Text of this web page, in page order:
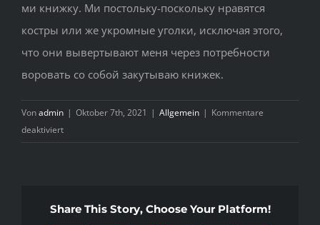
ми книжку. Ми постольку-поскольку нравятся
костры или же укромные уголки, исключая этого,
что они вывертывают меня через потребности
воровать со собой закутываю книжек.
Vonadmin | Oktober 7th, 2021 | Allgemein | Kommentare
deaktiviertfür
Технологические
побольше
Share This Story, Choose Your Platform!